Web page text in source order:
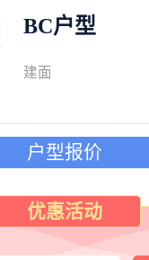
BC户型
建面
户型报价
优惠活动